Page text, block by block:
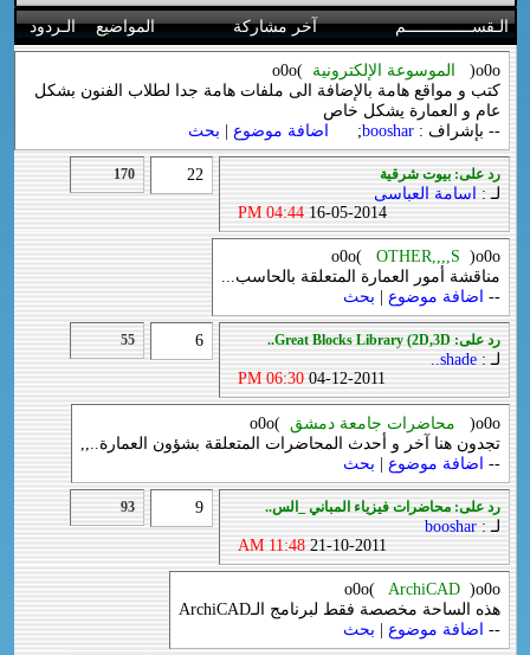
الـقســــــــــــــم آخر مشاركة المواضيع الـردود
o0o( الموسوعة الإلكترونية )o0o
كتب و مواقع هامة بالإضافة الى ملفات هامة جدا لطلاب الفنون بشكل
عام و العمارة يشكل خاص
-- بإشراف :booshar
; اضافة موضوع بحث
رد على: بيوت شرقية
لـ :
اسامة العباسى
16-05-2014
04:44 PM
22
170
o0o( OTHER,,,,S )o0o
مناقشة أمور العمارة المتعلقة بالحاسب...
-- اضافة موضوع بحث
رد على: Great Blocks Library (2D,3D..
لـ :shade..
04-12-2011
06:30 PM
6
55
o0o( محاضرات جامعة دمشق )o0o
تجدون هنا آخر و أحدث المحاضرات المتعلقة بشؤون العمارة..,,
-- اضافة موضوع بحث
رد على: محاضرات فيزياء المباني _الس..
لـ :booshar
21-10-2011
11:48 AM
9
93
o0o( ArchiCAD)o0o
هذه الساحة مخصصة فقط لبرنامج الـArchiCAD
-- اضافة موضوع بحث